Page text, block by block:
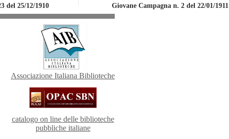
del 25/12/1910 Giovane Campagna n. 2 del 22/01/1911
Associazione Italiana Biblioteche
catalogo on line delle biblioteche
pubbliche italiane